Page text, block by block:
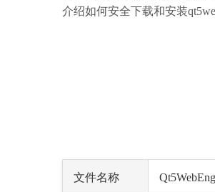
介绍如何安全下载和安装
文件名称